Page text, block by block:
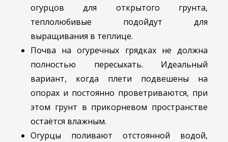
огурцов для открытого грунта,
теплолюбивые подойдут для
выращивания в теплице.
Почва на огуречных грядках не должна
полностью пересыхать. Идеальный
вариант, когда плети подвешены на
опорах и постоянно проветриваются, при
этом грунт в прикорневом пространстве
остаётся влажным.
Огурцы поливают отстоянной водой,